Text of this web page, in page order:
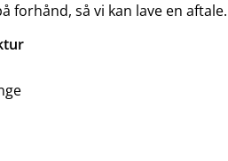
forhånd, så vi kan lave en aftale.